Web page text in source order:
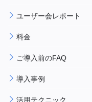
ユーザー会レポート
料金
ご導入前のFAQ
導入事例
活用テクニック